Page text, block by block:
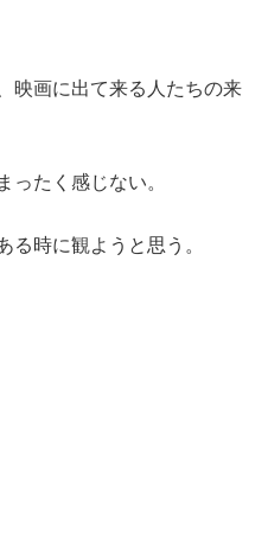
映画に出て来る人たちの来
ったく感じない。
る時に観ようと思う。